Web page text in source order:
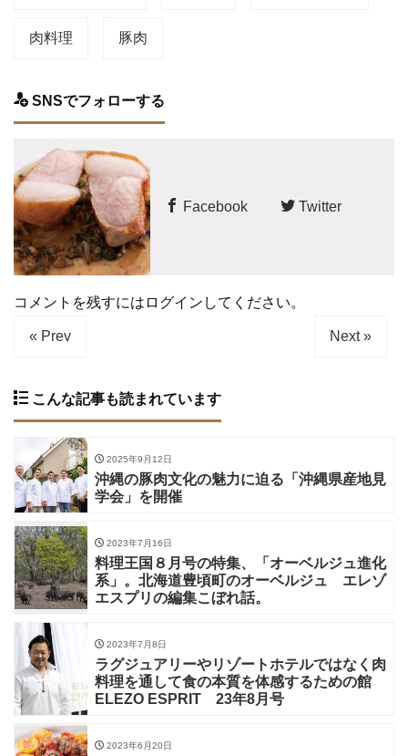
肉料理 豚肉
SNSでフォローする
Facebook Twitter
コメントを残すにはログインしてください。
« Prev Next »
こんな記事も読まれています
2025年9月12日
沖縄の豚肉文化の魅力に迫る「沖縄県産地見
学会」を開催
2023年7月16日
料理王国８月号の特集、「オーベルジュ進化
系」。北海道豊頃町のオーベルジュ エレゾ
エスプリの編集こぼれ話。
2023年7月8日
ラグジュアリーやリゾートホテルではなく肉
料理を通して食の本質を体感するための館
ELEZO ESPRIT 23年8月号
2023年6月20日